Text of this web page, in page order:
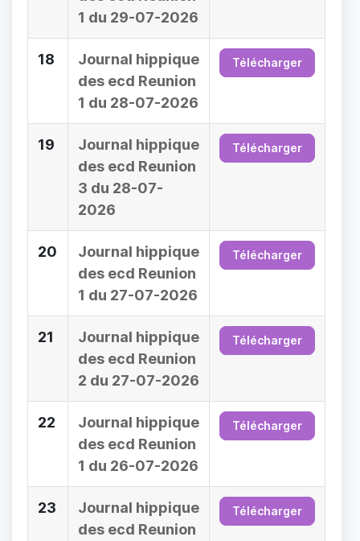
1 du 29-07-2026
18
Journal hippique
des ecd Reunion
1 du 28-07-2026
Télécharger
19
Journal hippique
des ecd Reunion
3 du 28-07-
2026
Télécharger
20
Journal hippique
des ecd Reunion
1 du 27-07-2026
Télécharger
21
Journal hippique
des ecd Reunion
2 du 27-07-2026
Télécharger
22
Journal hippique
des ecd Reunion
1 du 26-07-2026
Télécharger
23
Journal hippique
des ecd Reunion
Télécharger